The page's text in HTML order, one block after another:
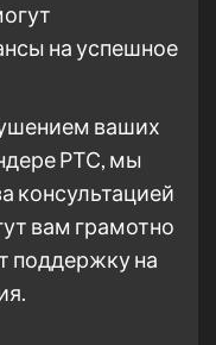
на успешное
ваших
РТС, мы
консультацией
вам грамотно
поддержку на